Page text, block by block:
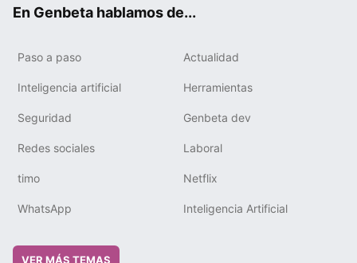
En Genbeta hablamos de...
Paso a paso Actualidad
Inteligencia artificial Herramientas
Seguridad Genbeta dev
Redes sociales Laboral
timo Netflix
WhatsApp Inteligencia Artificial
VER MÁS TEMAS